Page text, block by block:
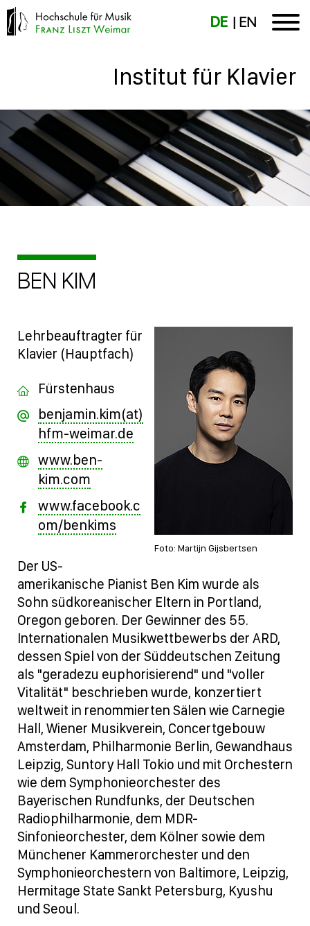
DE EN
Institut für Klavier
BEN KIM
Foto: Martijn Gijsbertsen
Lehrbeauftragter für
Klavier (Hauptfach)
Fürstenhaus
benjamin.kim(at)
hfm-weimar.de
www.ben-
kim.com
www.facebook.c
om/benkims
Der US-
amerikanische Pianist Ben Kim wurde als
Sohn südkoreanischer Eltern in Portland,
Oregon geboren. Der Gewinner des 55.
Internationalen Musikwettbewerbs der ARD,
dessen Spiel von der Süddeutschen Zeitung
als "geradezu euphorisierend" und "voller
Vitalität" beschrieben wurde, konzertiert
weltweit in renommierten Sälen wie Carnegie
Hall, Wiener Musikverein, Concertgebouw
Amsterdam, Philharmonie Berlin, Gewandhaus
Leipzig, Suntory Hall Tokio und mit Orchestern
wie dem Symphonieorchester des
Bayerischen Rundfunks, der Deutschen
Radiophilharmonie, dem MDR-
Sinfonieorchester, dem Kölner sowie dem
Münchener Kammerorchester und den
Symphonieorchestern von Baltimore, Leipzig,
Hermitage State Sankt Petersburg, Kyushu
und Seoul.